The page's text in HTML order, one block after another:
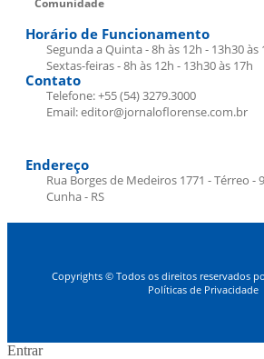
Horário de Funcionamento
Segunda a Quinta - 8h às 12h - 13h30 às
Sextas-feiras - 8h às 12h - 13h30 às 17h
Contato
Telefone: +55 (54) 3279.3000
Email: editor@jornaloflorense.com.br
Endereço
Rua Borges de Medeiros 1771 - Térreo -
Cunha - RS
Copyrights © Todos os direitos reservados
Políticas de Privacidade
Entrar